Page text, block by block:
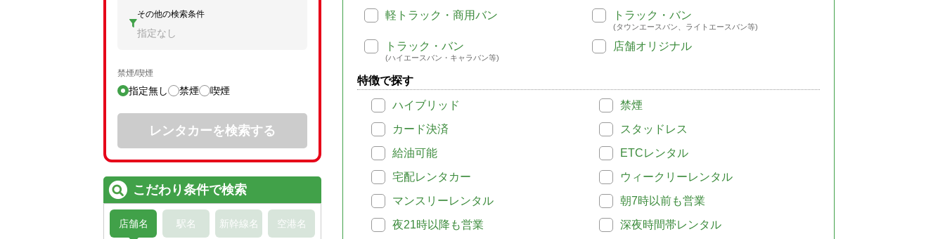
軽トラック・商用バン
トラック・バン
(タウンエースバン、ライトエースバン等)
トラック・バン
(ハイエースバン・キャラバン等)
店舗オリジナル
特徴で探す
ハイブリッド
禁煙
カード決済
スタッドレス
給油可能
ETCレンタル
宅配レンタカー
ウィークリーレンタル
マンスリーレンタル
朝7時以前も営業
夜21時以降も営業
深夜時間帯レンタル
その他の検索条件
指定なし
禁煙/喫煙
指定無し 禁煙 喫煙
レンタカーを検索する
こだわり条件で検索
店舗名 駅名 新幹線名 空港名